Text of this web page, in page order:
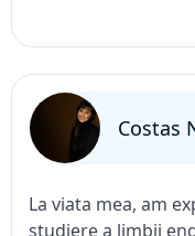
sufletelele
vor comunica cu
engleza lucruri
deosebiti ,despre
abordarii diferite
Recomand tuturor
Costas
La viata mea, am
studiere a limbii